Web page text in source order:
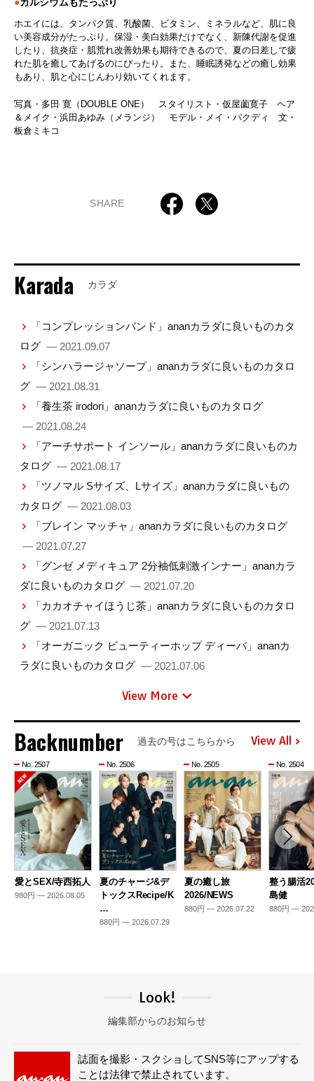
ホエイには、タンパク質、乳酸菌、ビタミン、ミネラルなど、肌に良
い美容成分がたっぷり。保湿・美白効果だけでなく、新陳代謝を促進
したり、抗炎症・肌荒れ改善効果も期待できるので、夏の日差しで疲
れた肌を癒してあげるのにぴったり。また、睡眠誘発などの癒し効果
もあり、肌と心にじんわり効いてくれます。
写真・多田 寛（DOUBLE ONE） スタイリスト・仮屋薗寛子 ヘア
＆メイク・浜田あゆみ（メランジ） モデル・メイ・パクディ 文・
板倉ミキコ
SHARE
Karada カラダ
「コンプレッションバンド」ananカラダに良いものカタ
ログ — 2021.09.07
「シンハラージャソープ」ananカラダに良いものカタロ
グ — 2021.08.31
「養生茶 irodori」ananカラダに良いものカタログ
— 2021.08.24
「アーチサポート インソール」ananカラダに良いものカ
タログ — 2021.08.17
「ツノマル Sサイズ、Lサイズ」ananカラダに良いもの
カタログ — 2021.08.03
「ブレイン マッチャ」ananカラダに良いものカタログ
— 2021.07.27
「グンゼ メディキュア 2分袖低刺激インナー」ananカラ
ダに良いものカタログ — 2021.07.20
「カカオチャイほうじ茶」ananカラダに良いものカタロ
グ — 2021.07.13
「オーガニック ビューティーホップ ディーバ」ananカ
ラダに良いものカタログ — 2021.07.06
View More
Backnumber 過去の号はこちらから View All
No. 2507
愛とSEX/寺西拓人
980円 — 2026.08.05
No. 2506
夏のチャージ&デ
トックスRecipe/K
…
880円 — 2026.07.29
No. 2505
夏の癒し旅
2026/NEWS
880円 — 2026.07.22
No. 2504
整う腸活
島健
880円 —
Look!
編集部からのお知らせ
誌面を撮影・スクショしてSNS等にアップする
ことは法律で禁止されています。